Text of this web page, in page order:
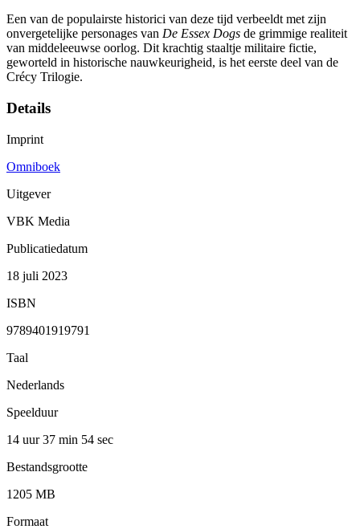
Een van de populairste historici van deze tijd verbeeldt met zijn
onvergetelijke personages van De Essex Dogs de grimmige realiteit
van middeleeuwse oorlog. Dit krachtig staaltje militaire fictie,
geworteld in historische nauwkeurigheid, is het eerste deel van de
Crécy Trilogie.
Details
Imprint
Omniboek
Uitgever
VBK Media
Publicatiedatum
18 juli 2023
ISBN
9789401919791
Taal
Nederlands
Speelduur
14 uur 37 min 54 sec
Bestandsgrootte
1205 MB
Formaat